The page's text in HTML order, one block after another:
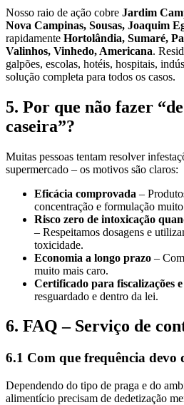
Nosso raio de ação cobre Jardim
Nova Campinas, Sousas, Joaquim
rapidamente Hortolândia, Sumaré,
Valinhos, Vinhedo, Americana.
galpões, escolas, hotéis, hospitais,
solução completa para todos os casos.
5. Por que não fazer
caseira”?
Muitas pessoas tentam resolver
supermercado – os motivos são claros:
Eficácia comprovada –
concentração e formulação
Risco zero de intoxicação
– Respeitamos dosagens e
toxicidade.
Economia a longo prazo –
muito mais caro.
Certificado para fiscalizações
resguardado e dentro da lei.
6. FAQ – Serviço de
6.1 Com que frequência devo
Dependendo do tipo de praga e do
alimentício precisam de dedetização